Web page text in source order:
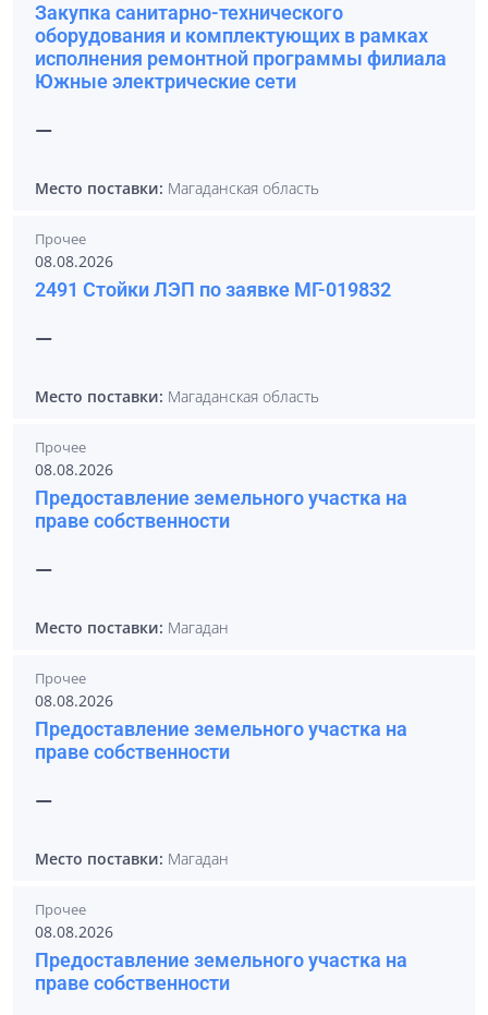
Закупка санитарно-технического
оборудования и комплектующих в рамках
исполнения ремонтной программы филиала
Южные электрические сети
—
Место поставки: Магаданская область
Прочее
08.08.2026
2491 Стойки ЛЭП по заявке МГ-019832
—
Место поставки: Магаданская область
Прочее
08.08.2026
Предоставление земельного участка на
праве собственности
—
Место поставки: Магадан
Прочее
08.08.2026
Предоставление земельного участка на
праве собственности
—
Место поставки: Магадан
Прочее
08.08.2026
Предоставление земельного участка на
праве собственности